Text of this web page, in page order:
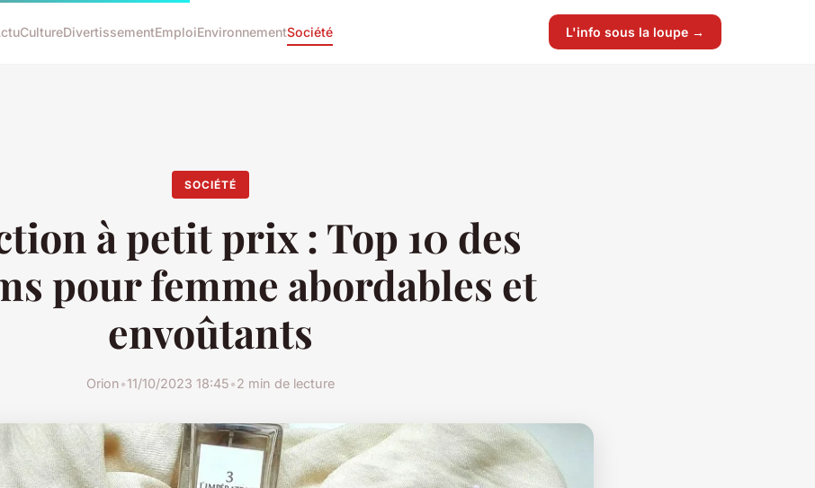
CultureDivertissementEmploiEnvironnementSociété L'info sous la loupe →
SOCIÉTÉ
à petit prix : Top 10 des
pour femme abordables et
envoûtants
Orion•11/10/2023 18:45•2 min de lecture